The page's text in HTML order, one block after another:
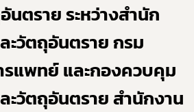
ตราย ระหว่างสำนัก
ะวัตถุอันตราย กรม
แพทย์ และกองควบคุม
ะวัตถุอันตราย สำนักงาน